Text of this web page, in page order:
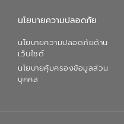
นโยบายความปลอดภัย
นโยบายความปลอดภัยด้าน
เว็บไซต์
นโยบายคุ้มครองข้อมูลส่วน
บุคคล